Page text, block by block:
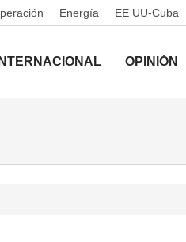
Energía EE UU-Cuba
INTERNACIONAL OPINIÓN